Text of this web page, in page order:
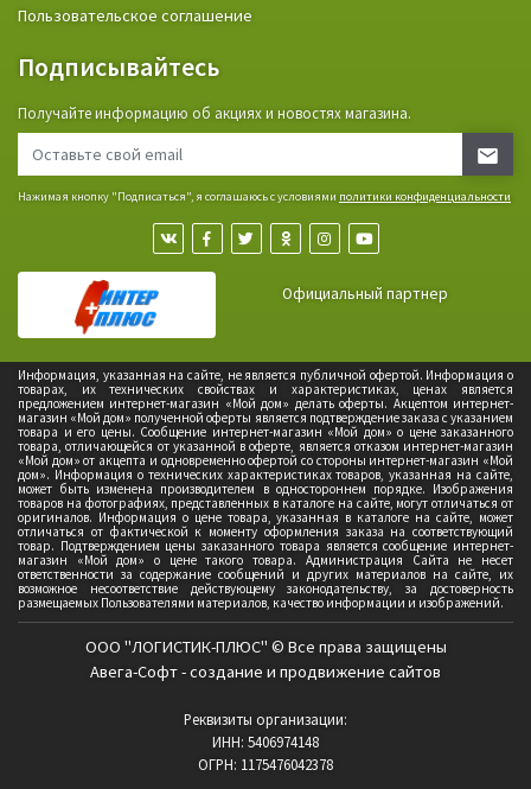
Пользовательское соглашение
Подписывайтесь
Получайте информацию об акциях и новостях магазина.
Нажимая кнопку "Подписаться", я соглашаюсь с условиями политики конфиденциальности
Официальный партнер
Информация, указанная на сайте, не является публичной офертой. Информация о
товарах, их технических свойствах и характеристиках, ценах является
предложением интернет-магазин «Мой дом» делать оферты. Акцептом интернет-
магазин «Мой дом» полученной оферты является подтверждение заказа с указанием
товара и его цены. Сообщение интернет-магазин «Мой дом» о цене заказанного
товара, отличающейся от указанной в оферте, является отказом интернет-магазин
«Мой дом» от акцепта и одновременно офертой со стороны интернет-магазин «Мой
дом». Информация о технических характеристиках товаров, указанная на сайте,
может быть изменена производителем в одностороннем порядке. Изображения
товаров на фотографиях, представленных в каталоге на сайте, могут отличаться от
оригиналов. Информация о цене товара, указанная в каталоге на сайте, может
отличаться от фактической к моменту оформления заказа на соответствующий
товар. Подтверждением цены заказанного товара является сообщение интернет-
магазин «Мой дом» о цене такого товара. Администрация Сайта не несет
ответственности за содержание сообщений и других материалов на сайте, их
возможное несоответствие действующему законодательству, за достоверность
размещаемых Пользователями материалов, качество информации и изображений.
ООО "ЛОГИСТИК-ПЛЮС" © Все права защищены
Авега-Софт - создание и продвижение сайтов
Реквизиты организации:
ИНН: 5406974148
ОГРН: 1175476042378